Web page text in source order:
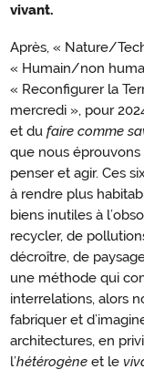
vivant.
Après, « Nature/
« Humain/non
« Reconfigurer la
mercredi », pour
et du faire comme
que nous
penser et agir. Ces
à rendre plus
biens inutiles à
recycler, de
décroître, de
une méthode qui
interrelations, alors
fabriquer et
architectures, en
l’hétérogène et le